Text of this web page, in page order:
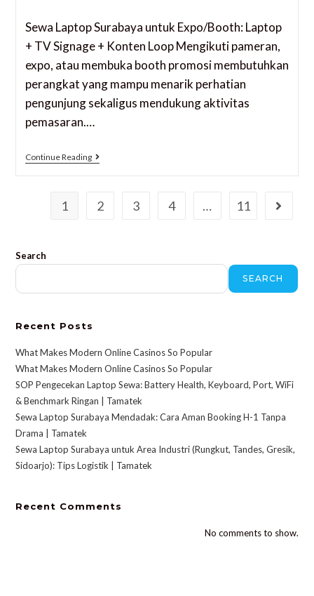
Sewa Laptop Surabaya untuk Expo/Booth: Laptop
+ TV Signage + Konten Loop Mengikuti pameran,
expo, atau membuka booth promosi membutuhkan
perangkat yang mampu menarik perhatian
pengunjung sekaligus mendukung aktivitas
pemasaran.…
Continue Reading
1 2 3 4 … 11
Search
SEARCH
Recent Posts
What Makes Modern Online Casinos So Popular
What Makes Modern Online Casinos So Popular
SOP Pengecekan Laptop Sewa: Battery Health, Keyboard, Port, WiFi
& Benchmark Ringan | Tamatek
Sewa Laptop Surabaya Mendadak: Cara Aman Booking H-1 Tanpa
Drama | Tamatek
Sewa Laptop Surabaya untuk Area Industri (Rungkut, Tandes, Gresik,
Sidoarjo): Tips Logistik | Tamatek
Recent Comments
No comments to show.